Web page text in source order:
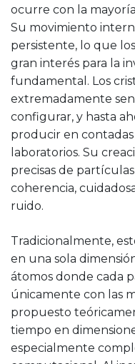
ocurre con la
Su movimiento
persistente, lo que
gran interés para la
fundamental. Los
extremadamente
configurar, y hasta
producir en
laboratorios. Su
precisas de
coherencia,
ruido.
Tradicionalmente,
en una sola
átomos donde cada
únicamente con las
propuesto
tiempo en
especialmente